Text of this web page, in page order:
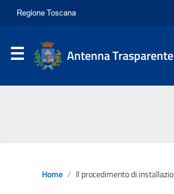
Antenna Trasparente
Home Il procedimento di installazione/modifica degli impianti di telecomunicazioni